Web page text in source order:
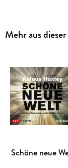
Für die Deutsche
die Musik
Klassiker,
Dschungel
unvergessliches
Koproduziert
Rahmen von
Neustart Kultur
Mehr aus
Schöne neue